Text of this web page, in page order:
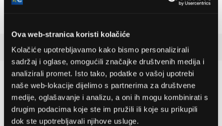
Ova web-stranica koristi kolačiće
Kolačiće upotrebljavamo kako bismo personalizirali
sadržaj i oglase, omogućili značajke društvenih medija i
analizirali promet. Isto tako, podatke o vašoj upotrebi
naše web-lokacije dijelimo s partnerima za društvene
medije, oglašavanje i analizu, a oni ih mogu kombinirati s
drugim podacima koje ste im pružili ili koje su prikupili
dok ste upotrebljavali njihove usluge.
Vrsta perilice rublja
Perilica rublja s prednjim
punjenjem
Detaljan opis
Preporučujemo za vas